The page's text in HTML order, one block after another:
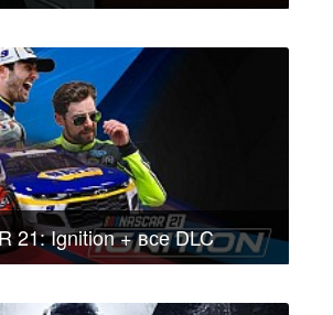
21: Ignition + все DLC